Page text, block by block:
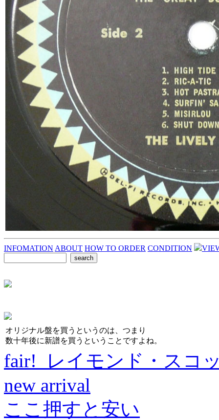
INFOMATION ABOUT HOW TO ORDER CONDITION
オリジナル盤を買うというのは、つまり
数十年後に新譜を買うということですよね。
fair! レイモンド・スコ
new arrival
ここ押すと安い